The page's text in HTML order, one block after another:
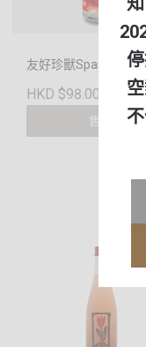
友好珍獸Sparkling 日
HKD $98.00
售罄